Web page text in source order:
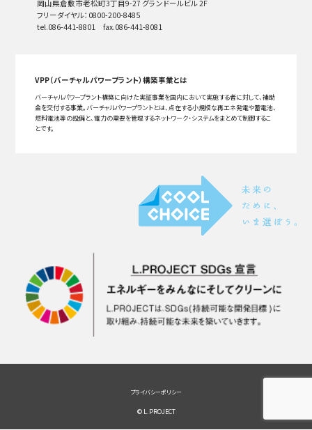
岡山県倉敷市老松町3丁目9-27 グランドールビル 2F
フリーダイヤル：0800-200-8485
tel.086-441-8801 fax.086-441-8081
VPP（バーチャルパワープラント）構築事業とは
バーチャルパワープラント構築に向けた実証事業を国内において実施する者に対して、補助
金を交付する事業。バーチャルパワープラントとは、点在する小規模な再エネ発電や蓄電池、
燃料電池等の設備と、電力の需要を管理するネットワーク・システムをまとめて制御するこ
とです。
プライバシーポリシー
© L.PROJECT